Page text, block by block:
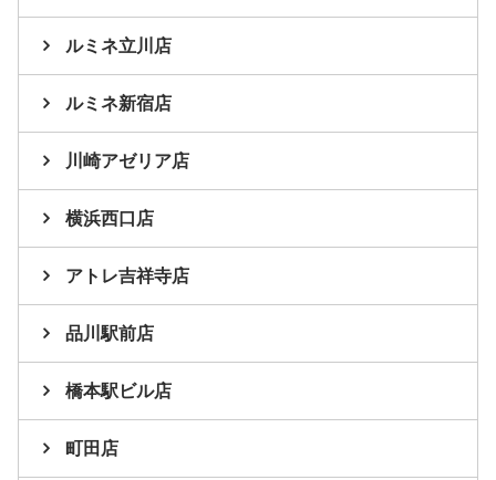
ルミネ立川店
ルミネ新宿店
川崎アゼリア店
横浜西口店
アトレ吉祥寺店
品川駅前店
橋本駅ビル店
町田店